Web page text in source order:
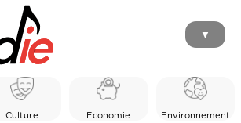
▼
Culture Economie Environnement